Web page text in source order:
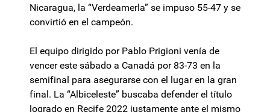
Nicaragua, la “Verdeamerla” se impuso 55-47 y se
convirtió en el campeón.
El equipo dirigido por Pablo Prigioni venía de
vencer este sábado a Canadá por 83-73 en la
semifinal para asegurarse con el lugar en la gran
final. La “Albiceleste” buscaba defender el título
logrado en Recife 2022 justamente ante el mismo